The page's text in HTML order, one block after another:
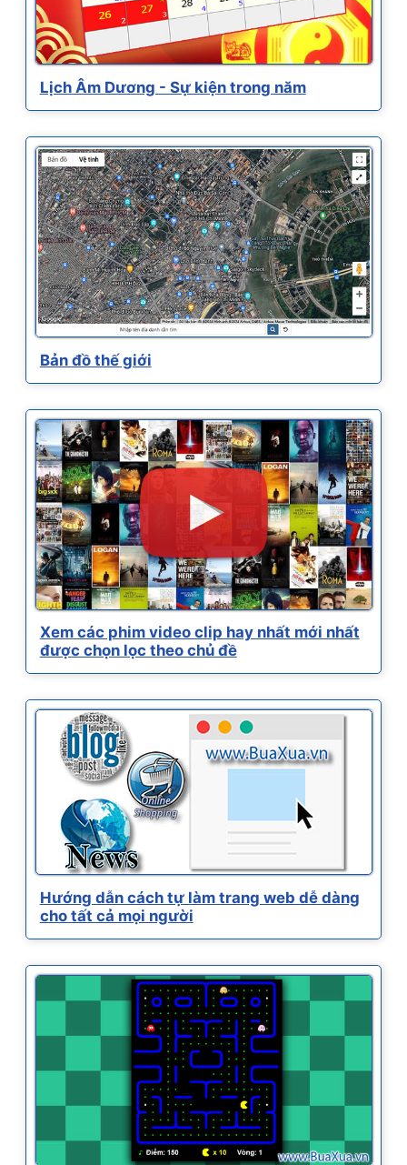
Lịch Âm Dương - Sự kiện trong năm
Bản đồ thế giới
Xem các phim video clip hay nhất mới nhất
được chọn lọc theo chủ đề
Hướng dẫn cách tự làm trang web dễ dàng
cho tất cả mọi người